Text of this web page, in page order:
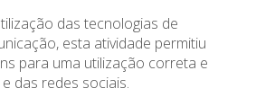
Notíciasdas tecnologias de
esta atividade permitiu
para uma utilização correta e
das redes sociais.